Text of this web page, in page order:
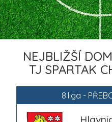
NEJBLIŽŠÍ
TJ SPARTAK
8.liga -